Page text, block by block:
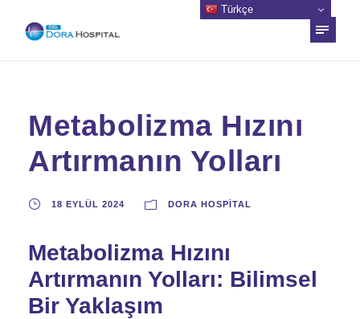
Metabolizma Hızını
Artırmanın Yolları
18 EYLÜL 2024 DORA HOSPITAL
Metabolizma Hızını
Artırmanın Yolları: Bilimsel
Bir Yaklaşım
Türkçe